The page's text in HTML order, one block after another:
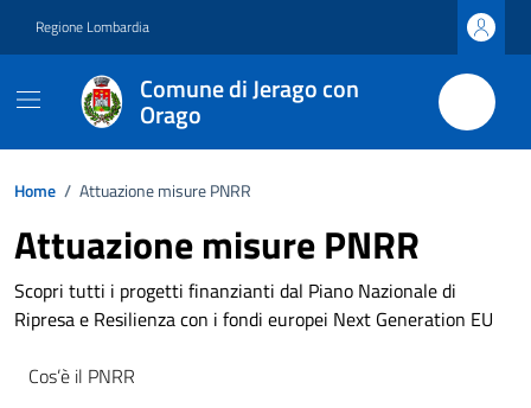
Regione Lombardia
Comune di Jerago con
Orago
Home / Attuazione misure PNRR
Attuazione misure PNRR
Scopri tutti i progetti finanzianti dal Piano Nazionale di
Ripresa e Resilienza con i fondi europei Next Generation EU
Cos’è il PNRR